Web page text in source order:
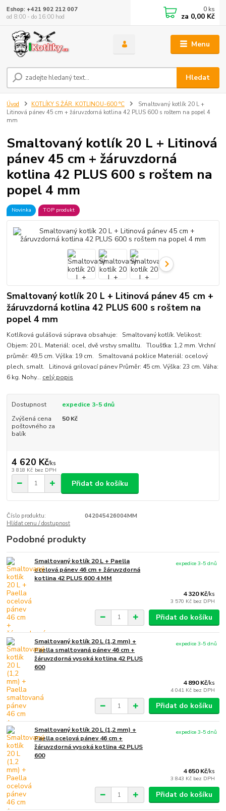
Menu
Hledat
Eshop: +421 902 212 007
od 8:00 - do 16:00 hod
0 ks
za 0,00 Kč
Úvod KOTLÍKY S ŽÁR. KOTLINOU-600 °C
Smaltovaný kotlík 20 L +
Litinová pánev 45 cm + žáruvzdorná kotlina 42 PLUS 600 s roštem na popel 4
mm
Smaltovaný kotlík 20 L + Litinová
pánev 45 cm + žáruvzdorná
kotlina 42 PLUS 600 s roštem na
popel 4 mm
Novinka TOP produkt
Smaltovaný kotlík 20 L + Litinová pánev 45 cm +
žáruvzdorná kotlina 42 PLUS 600 s roštem na
popel 4 mm
Kotlíková gulášová súprava obsahuje: Smaltovaný kotlík. Velikost:
Objem: 20 L. Materiál: ocel, dvě vrstvy smalltu. Tloušťka: 1,2 mm. Vrchní
průměr: 49,5 cm. Výška: 19 cm. Smaltovaná poklice Materiál: ocelový
plech, smalt. Litinová grilovací pánev Průměr: 45 cm. Výška: 23 cm. Váha:
6 kg. Nohy... celý popis
Dostupnost
expedice 3-5 dnů
Zvýšená cena
poštovného za
balík
50 Kč
4 620 Kč/ks
3 818 Kč bez DPH
Přidat do košíku
Číslo produktu:
042045426004MM
Hlídat cenu / dostupnost
Podobné produkty
Smaltovaný kotlík 20 L + Paella
ocelová pánev 46 cm + žáruvzdorná
kotlina 42 PLUS 600 4 MM
4 320 Kč/ks
3 570 Kč bez DPH
expedice 3-5 dnů
Přidat do košíku
Smaltovaný kotlík 20 L (1,2 mm) +
Paella smaltovaná pánev 46 cm +
žáruvzdorná vysoká kotlina 42 PLUS
600
4 890 Kč/ks
4 041 Kč bez DPH
expedice 3-5 dnů
Přidat do košíku
Smaltovaný kotlík 20 L (1,2 mm) +
Paella ocelová pánev 46 cm +
žáruvzdorná vysoká kotlina 42 PLUS
600
4 650 Kč/ks
3 843 Kč bez DPH
expedice 3-5 dnů
Přidat do košíku